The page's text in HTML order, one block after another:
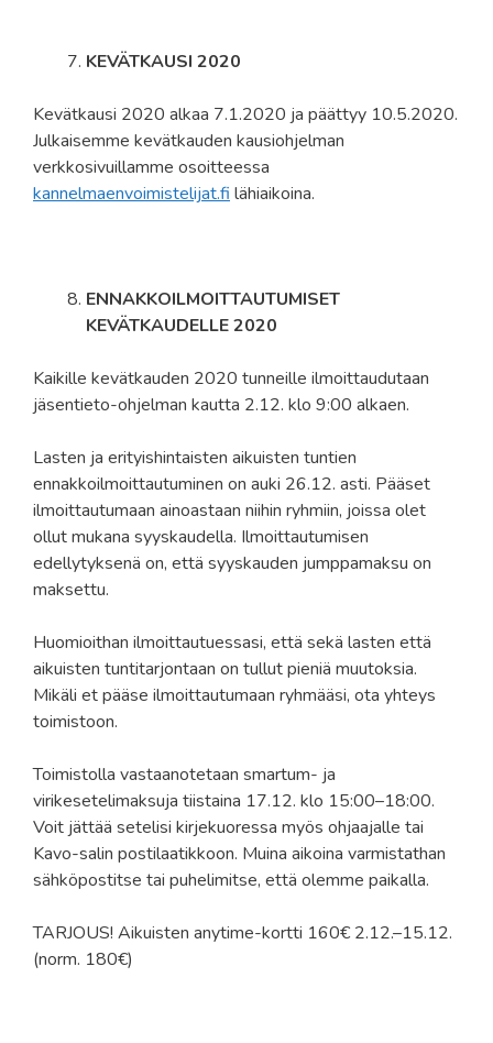
KEVÄTKAUSI 2020
Kevätkausi 2020 alkaa 7.1.2020 ja päättyy 10.5.2020.
Julkaisemme kevätkauden kausiohjelman
verkkosivuillamme osoitteessa
kannelmaenvoimistelijat.fi lähiaikoina.
ENNAKKOILMOITTAUTUMISET
KEVÄTKAUDELLE 2020
Kaikille kevätkauden 2020 tunneille ilmoittaudutaan
jäsentieto-ohjelman kautta 2.12. klo 9:00 alkaen.
Lasten ja erityishintaisten aikuisten tuntien
ennakkoilmoittautuminen on auki 26.12. asti. Pääset
ilmoittautumaan ainoastaan niihin ryhmiin, joissa olet
ollut mukana syyskaudella. Ilmoittautumisen
edellytyksenä on, että syyskauden jumppamaksu on
maksettu.
Huomioithan ilmoittautuessasi, että sekä lasten että
aikuisten tuntitarjontaan on tullut pieniä muutoksia.
Mikäli et pääse ilmoittautumaan ryhmääsi, ota yhteys
toimistoon.
Toimistolla vastaanotetaan smartum- ja
virikesetelimaksuja tiistaina 17.12. klo 15:00–18:00.
Voit jättää setelisi kirjekuoressa myös ohjaajalle tai
Kavo-salin postilaatikkoon. Muina aikoina varmistathan
sähköpostitse tai puhelimitse, että olemme paikalla.
TARJOUS! Aikuisten anytime-kortti 160€ 2.12.–15.12.
(norm. 180€)